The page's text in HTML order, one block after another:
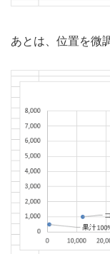
あとは、位置を微